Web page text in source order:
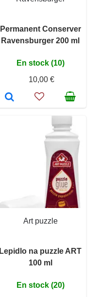
Permanent Conserver
Ravensburger 200 ml
En stock (10)
10,00 €
Art puzzle
Lepidlo na puzzle ART
100 ml
En stock (20)